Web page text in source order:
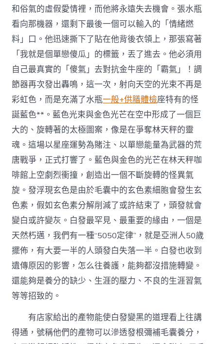
和俗氣的虛假愛情裡，而他將永遠失去機會。張水瓶
看向那機器，還剩下最後一個可以輸入的「情緒燃
料」口。他迅速撕下了貼在他背後衣領上，那張寫著
「我就是個單戀傻瓜」的標籤，丟了進去。他必須用
自己最真實的「傻氣」去對抗金牛座的「霸氣」！調
節器再次發出轟鳴，這一次，射向天空的光束不再是
彩虹色，而是充滿了水瓶一般+供膳體檢座特有的怪
誕藍色**。藍色光束與金色光芒在空中形成了一個巨
大的、旋轉著的太極圖案，像是在爭奪林天秤的靈
魂。這場以星座運勢為賭注、以單戀能量為武器的荒
唐戰爭，正式打響了。藍色與金色的光芒在林天秤咖
啡館上空劇烈衝撞，創造出一個不斷旋轉的怪異氣
旋。發浮現玄色是由於毛囊中的玄色素細胞會發生玄
色素，假如玄色素分解削減了或許結束了，頭發就會
變白或許變灰。白發最罕見、最重要的緣由，一個是
天然朽邁，我們有一種“5050定律”，就是亞洲人50歲
擺佈，有大要一半的人頭發白失落一半。白發也收到
遺傳原因的影響，怎么往養護，能夠都沒措施轉變。
還能夠是養分的缺少、生涯的壓力、不良的生涯習氣
等等招致的。
有店家給出的產物能使白發變黑的道理看上往講
得通，號稱他們的產物可以滲透發根彌補毛囊養分，